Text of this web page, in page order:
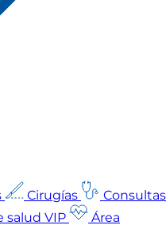
Cirugías
Consultas
salud VIP
Área